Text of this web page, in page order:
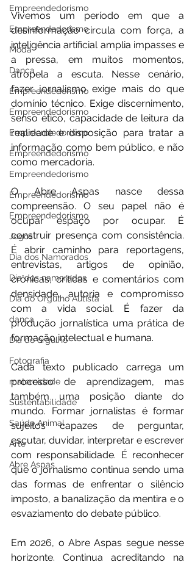
Empreendedorismo
Empreendedorismo
Moda
Dança
Empreendedorismo
Empreendedorismo
Empreendedorismo
Empreendedorismo
Empreendedorismo
Empreendedorismo
Empreendedorismo
Jogos
Dia dos Namorados
Dia dos namorados
Dia do Orgulho Autista
dança
Dia do orgulho
Fotografia
maternidade
Sustentabilidade
Saúde Animal
Arte
Abre Aspas
Vivemos um período em que a
desinformação circula com força, a
inteligência artificial amplia impasses e
a pressa, em muitos momentos,
atropela a escuta. Nesse cenário,
fazer jornalismo exige mais do que
domínio técnico. Exige discernimento,
senso ético, capacidade de leitura da
realidade e disposição para tratar a
informação como bem público, e não
como mercadoria.
O Abre Aspas nasce dessa
compreensão. O seu papel não é
ocupar espaço por ocupar. É
construir presença com consistência.
É abrir caminho para reportagens,
entrevistas, artigos de opinião,
crônicas, críticas e comentários com
densidade, autoria e compromisso
com a vida social. É fazer da
produção jornalística uma prática de
formação intelectual e humana.
Cada texto publicado carrega um
processo de aprendizagem, mas
também uma posição diante do
mundo. Formar jornalistas é formar
sujeitos capazes de perguntar,
escutar, duvidar, interpretar e escrever
com responsabilidade. É reconhecer
que o jornalismo continua sendo uma
das formas de enfrentar o silêncio
imposto, a banalização da mentira e o
esvaziamento do debate público.
Em 2026, o Abre Aspas segue nesse
horizonte. Continua acreditando na